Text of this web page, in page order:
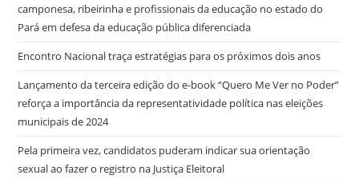
camponesa, ribeirinha e profissionais da educação no estado do
Pará em defesa da educação pública diferenciada
Encontro Nacional traça estratégias para os próximos dois anos
Lançamento da terceira edição do e-book “Quero Me Ver no Poder”
reforça a importância da representatividade política nas eleições
municipais de 2024
Pela primeira vez, candidatos puderam indicar sua orientação
sexual ao fazer o registro na Justiça Eleitoral